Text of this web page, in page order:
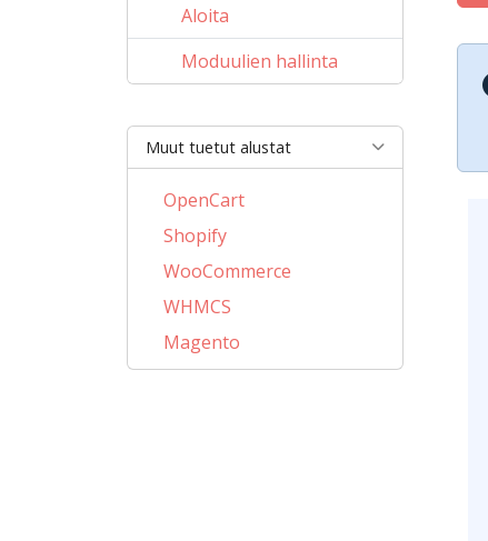
Aloita
Moduulien hallinta
Muut tuetut alustat
OpenCart
Shopify
WooCommerce
WHMCS
Magento
PrestaShop